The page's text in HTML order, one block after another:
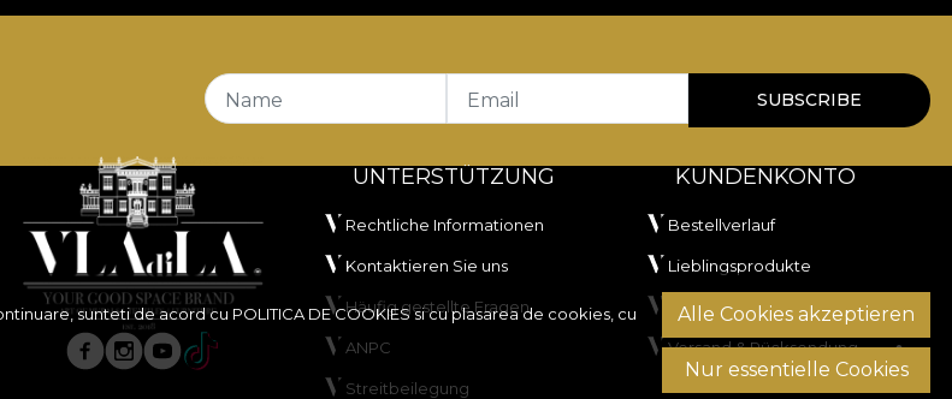
sunteti de acord cu POLITICA DE COOKIESsi cu plasarea de cookies, cu
Alle Cookies akzeptieren
Nur essentielle Cookies
Name Email SUBSCRIBE
UNTERSTÜTZUNG
Rechtliche Informationen
Kontaktieren Sie uns
Häufig gestellte Fragen
ANPC
Streitbeilegung
KUNDENKONTO
Bestellverlauf
Lieblingsprodukte
Zahlungsmethoden
Versand & Rücksendung